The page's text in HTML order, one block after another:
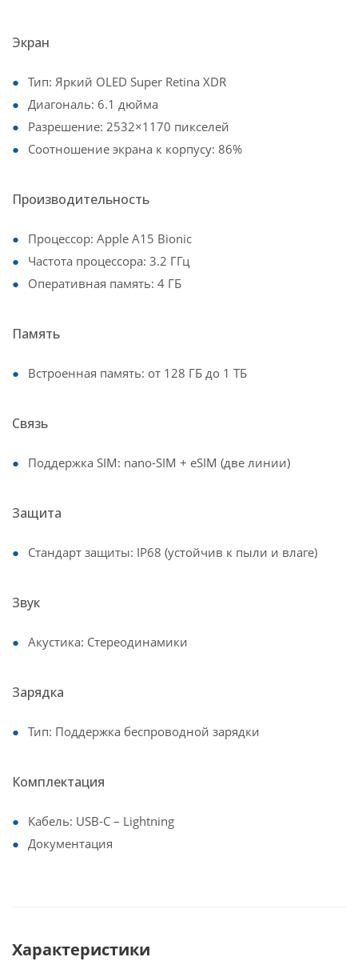
Экран
Тип: Яркий OLED Super Retina XDR
Диагональ: 6.1 дюйма
Разрешение: 2532×1170 пикселей
Соотношение экрана к корпусу: 86%
Производительность
Процессор: Apple A15 Bionic
Частота процессора: 3.2 ГГц
Оперативная память: 4 ГБ
Память
Встроенная память: от 128 ГБ до 1 ТБ
Связь
Поддержка SIM: nano-SIM + eSIM (две линии)
Защита
Стандарт защиты: IP68 (устойчив к пыли и влаге)
Звук
Акустика: Стереодинамики
Зарядка
Тип: Поддержка беспроводной зарядки
Комплектация
Кабель: USB-C – Lightning
Документация
Характеристики